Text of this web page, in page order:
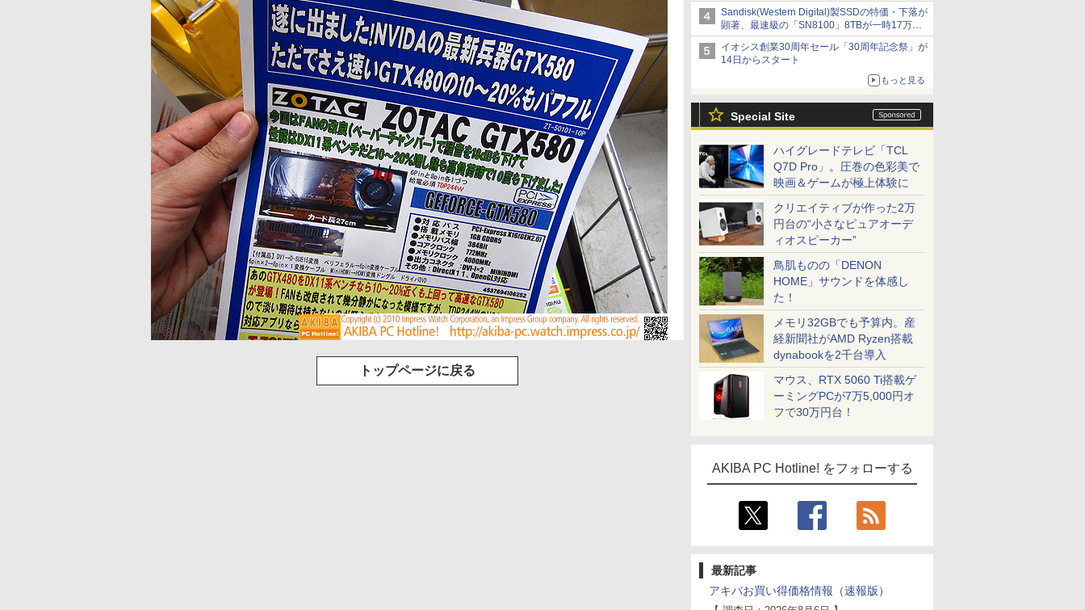
【石田賀津男の『酒の肴にPCゲーム』】
Sandisk(Western Digital)製SSDの特価・下落が
顕著、最速級の「SN8100」8TBが一時17万円
割れ [8月前半のSSD価格]
イオシス創業30周年セール「30周年記念祭」が
14日からスタート
もっと見る
Special Site
ハイグレードテレビ「TCL
Q7D Pro」。圧巻の色彩美で
映画＆ゲームが極上体験に
クリエイティブが作った2万
円台の“小さなピュアオーデ
ィオスピーカー”
鳥肌ものの「DENON
HOME」サウンドを体感し
た！
メモリ32GBでも予算内。産
経新聞社がAMD Ryzen搭載
dynabookを2千台導入
マウス、RTX 5060 Ti搭載ゲ
ーミングPCが7万5,000円オ
フで30万円台！
AKIBA PC Hotline! をフォローする
最新記事
アキバお買い得価格情報（速報版）
トップページに戻る